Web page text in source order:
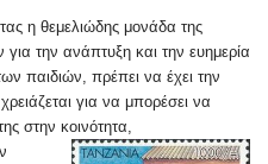
η θεμελιώδης μονάδα της
για την ανάπτυξη και την ευημερία
παιδιών, πρέπει να έχει την
για να μπορέσει να
στην κοινότητα,